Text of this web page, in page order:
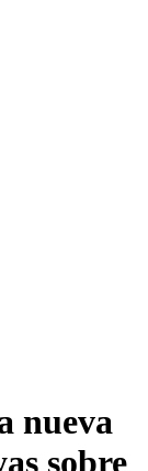
nueva
sobre